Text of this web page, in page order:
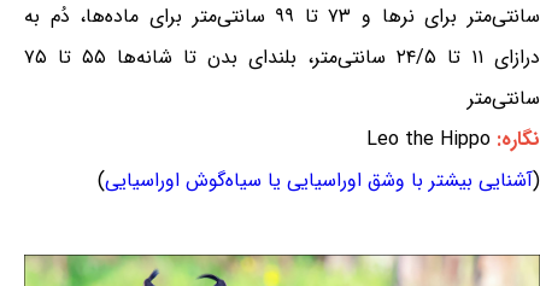
سانتی‌متر برای نرها و ۷۳ تا ۹۹ سانتی‌متر برای ماده‌ها، دُم به
درازای ۱۱ تا ۲۴/۵ سانتی‌متر، بلندای بدن تا شانه‌ها ۵۵ تا ۷۵
سانتی‌متر
نگاره: Leo the Hippo
(آشنایی بیشتر با وشق اوراسیایی یا سیاه‌گوش اوراسیایی)